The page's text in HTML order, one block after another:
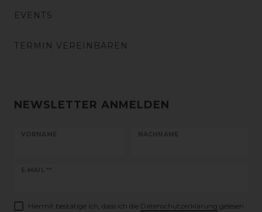
EVENTS
TERMIN VEREINBAREN
NEWSLETTER ANMELDEN
VORNAME NACHNAME
E-MAIL **
Newsletter
Hiermit bestätige ich, dass ich die Daten­schutz­erklärung gelesen